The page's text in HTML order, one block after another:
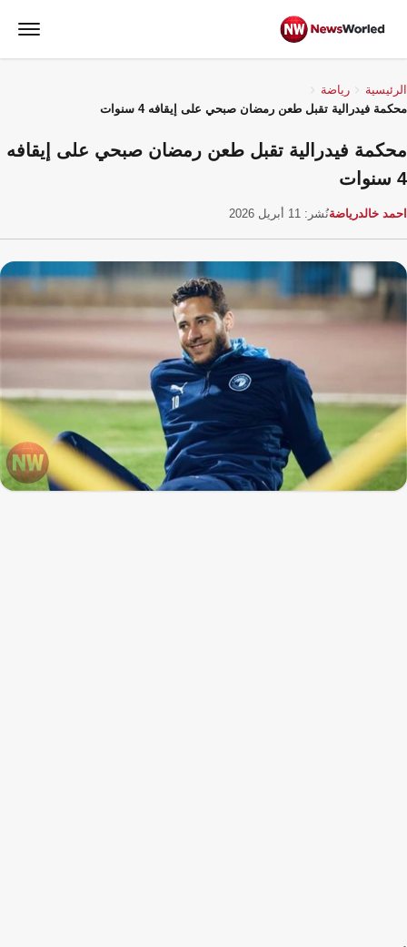
الرئيسية
رياضة
محكمة فيدرالية تقبل طعن رمضان صبحي على إيقافه 4 سنوات
محكمة فيدرالية تقبل طعن رمضان صبحي على إيقافه
4 سنوات
احمد خالدرياضةنُشر: 11 أبريل 2026